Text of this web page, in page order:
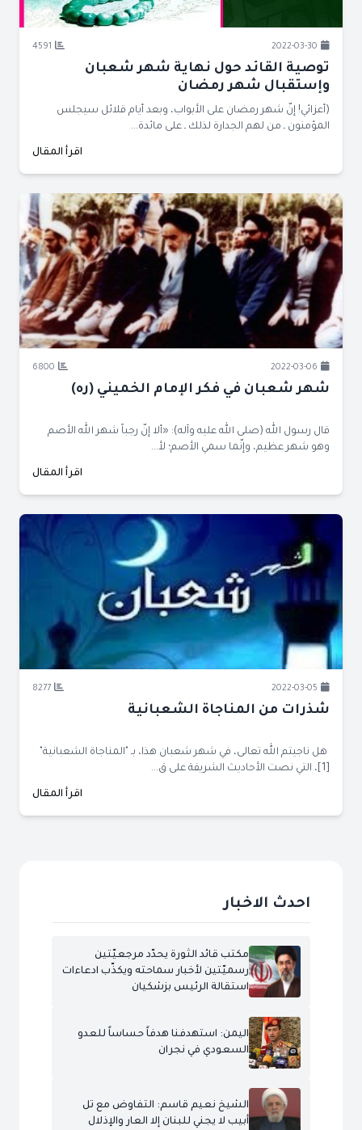
2022-03-30
4591
توصية القائد حول نهاية شهر شعبان
وإستقبال شهر رمضان
(أعزائي! إنّ شهر رمضان على الأبواب، وبعد أيام قلائل سيجلس
المؤمنون ـ من لهم الجدارة لذلك ـ على مائدة...
اقرأ المقال
2022-03-06
6800
شهر شعبان في فكر الإمام الخميني (ره)
قال رسول الله (صلى الله عليه وآله): «ألا إنّ رجباً شهر الله الأصم
وهو شهر عظيم، وإنّما سمي الأصم؛ لأ...
اقرأ المقال
2022-03-05
8277
شذرات من المناجاة الشعبانية
هل ناجيتم الله تعالى، في شهر شعبان هذا، بـ "المناجاة الشعبانية"
[1]، التي نصت الأحاديث الشريفة على ق...
اقرأ المقال
احدث الاخبار
مكتب قائد الثورة يحدّد مرجعيّتين
رسميّتين لأخبار سماحته ويكذّب ادعاءات
استقالة الرئيس بزشكيان
اليمن: استهدفنا هدفاً حساساً للعدو
السعودي في نجران
الشيخ نعيم قاسم: التفاوض مع تل
أبيب لا يجني للبنان إلا العار والإذلال